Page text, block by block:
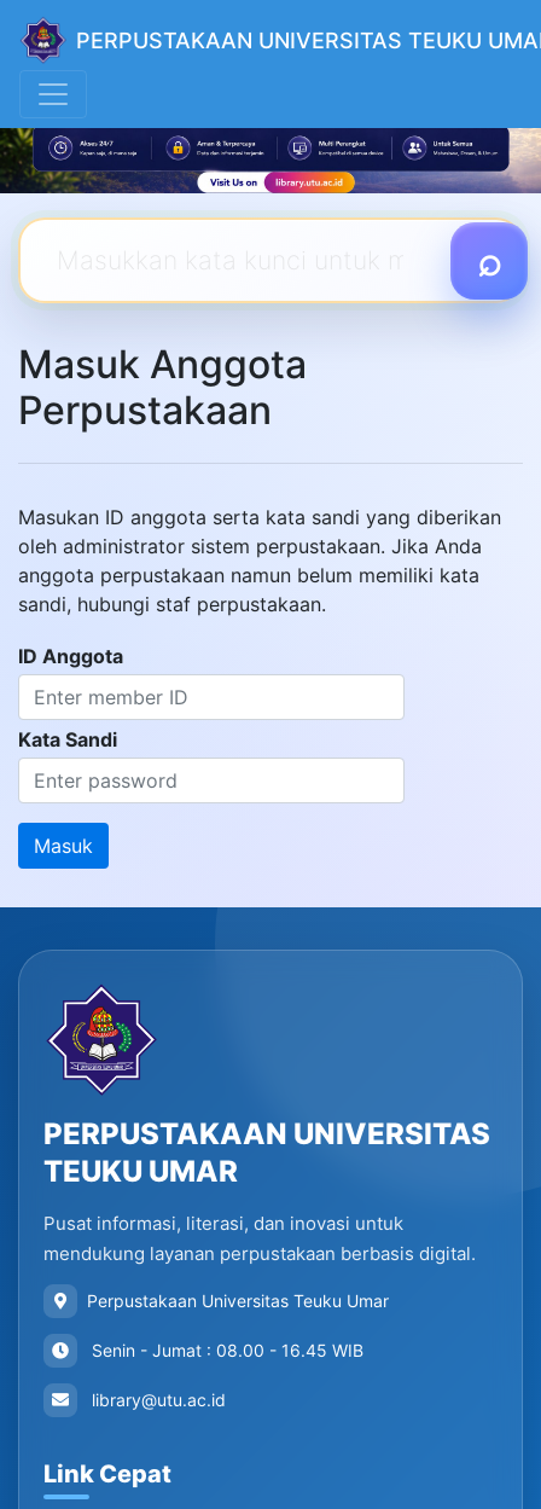
PERPUSTAKAAN UNIVERSITAS TEUKU
Masuk Anggota
Perpustakaan
Masukan ID anggota serta kata sandi yang diberikan
oleh administrator sistem perpustakaan. Jika Anda
anggota perpustakaan namun belum memiliki kata
sandi, hubungi staf perpustakaan.
ID Anggota
Kata Sandi
PERPUSTAKAAN UNIVERSITAS
TEUKU UMAR
Pusat informasi, literasi, dan inovasi untuk
mendukung layanan perpustakaan berbasis digital.
Perpustakaan Universitas Teuku Umar
Senin - Jumat : 08.00 - 16.45 WIB
library@utu.ac.id
Link Cepat